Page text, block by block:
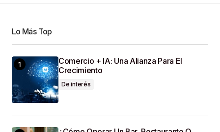
Your E-Mail
Guardar Mi Nombre, Correo Electrónico Y Sitio
Web En Este Navegador Para La Próxima Vez
Que Haga Un Comentario.
Lo Más Top
Comercio + IA: Una Alianza Para El
Crecimiento
De interés